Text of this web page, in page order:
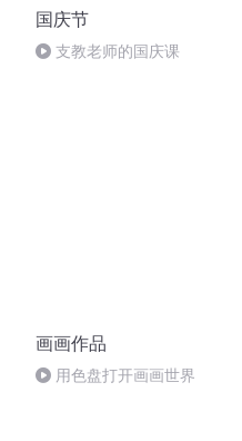
国庆节
支教老师的国庆课
画画作品
用色盘打开画画世界